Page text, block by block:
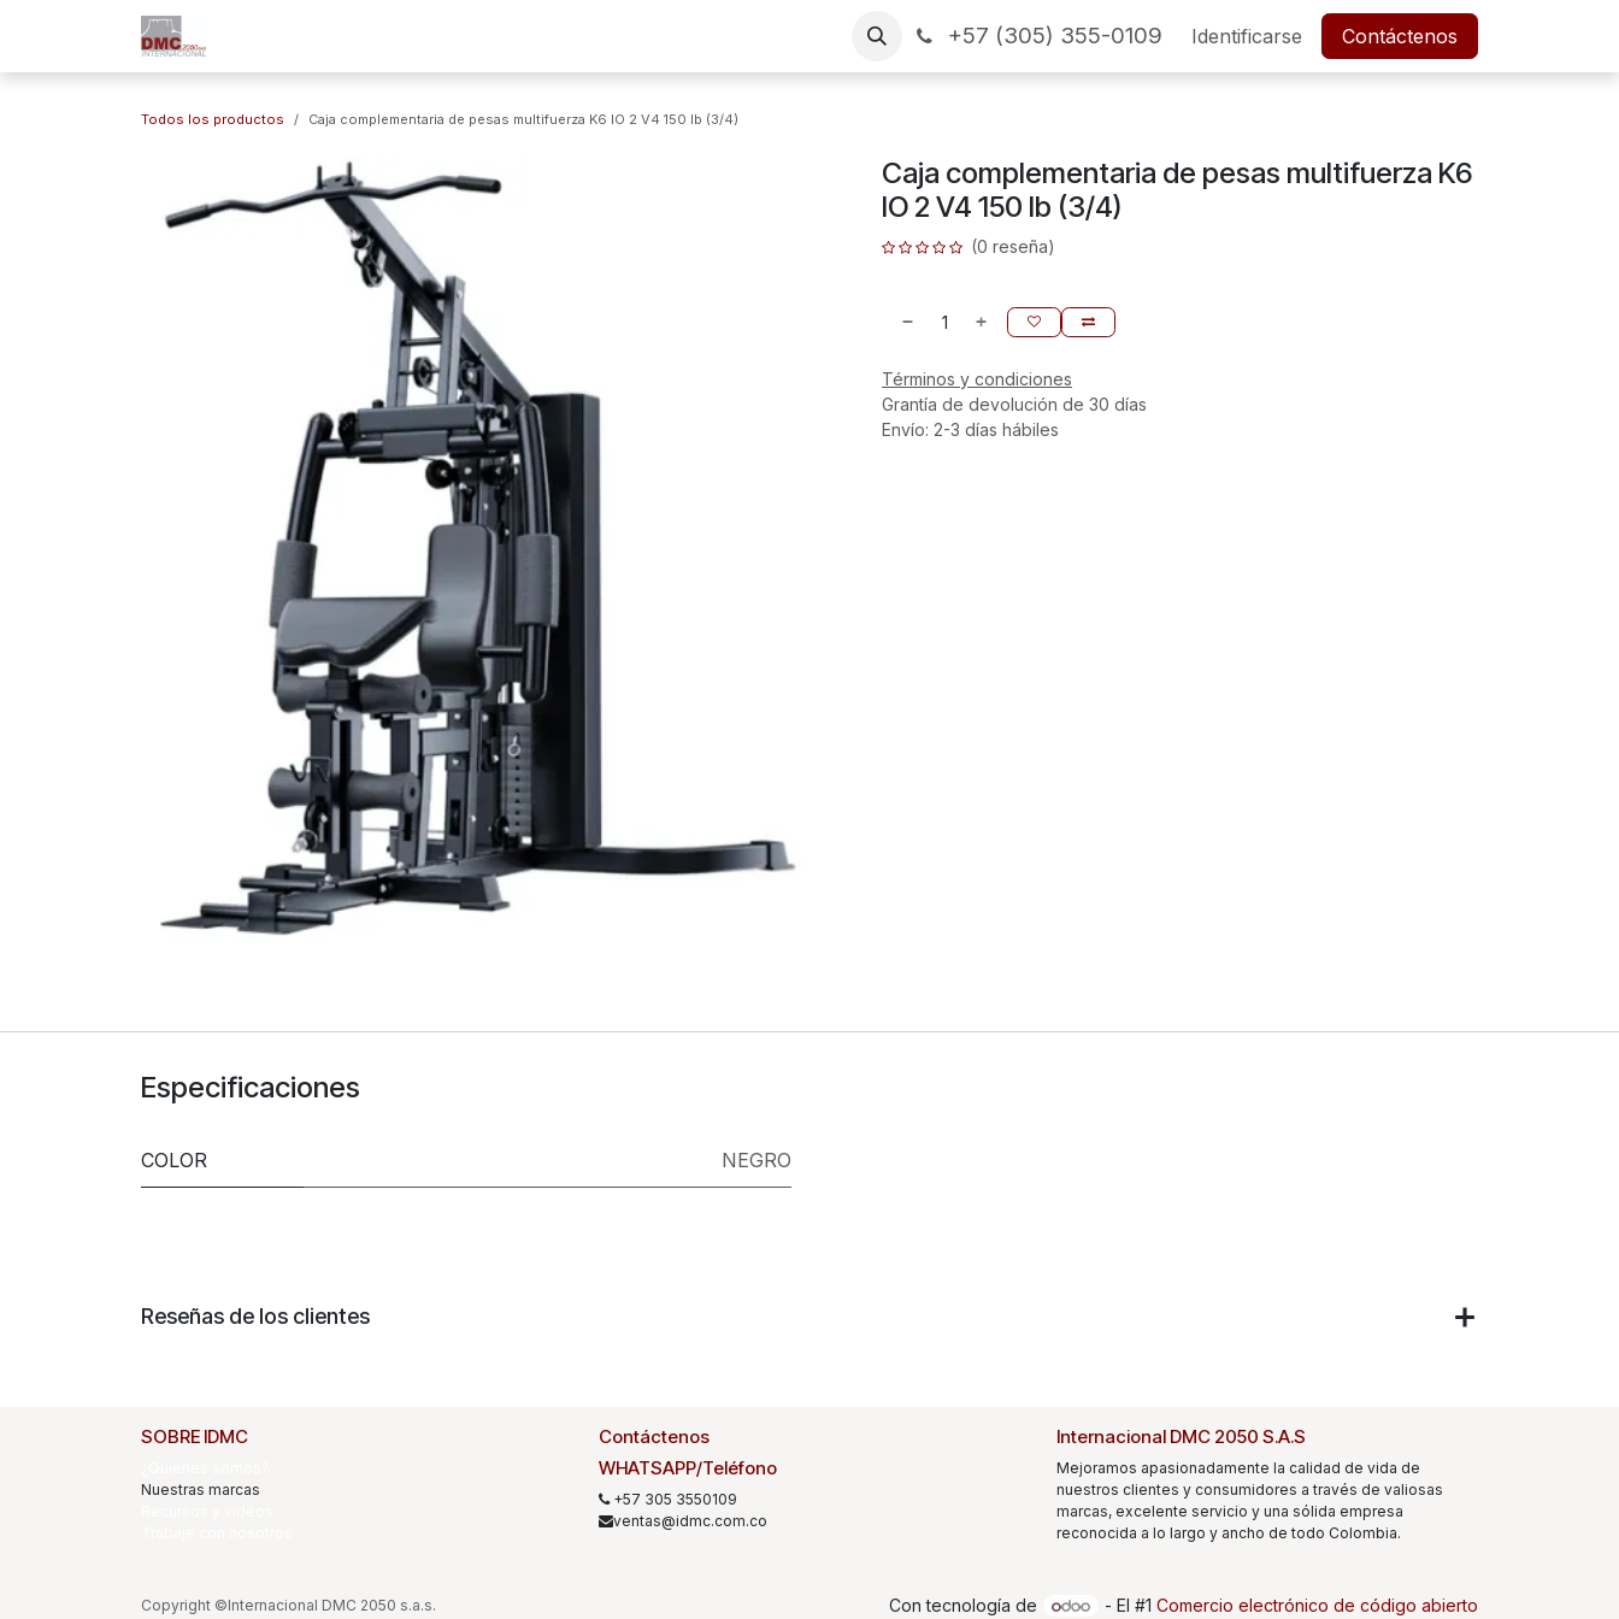
CONTÁCTENOS Financiamiento SERVICIO POSTVENTA Empleos
+57 (305) 355-0109 Identificarse Contáctenos
Todos los productos Caja complementaria de pesas multifuerza K6 IO 2 V4 150 lb (3/4)
Caja complementaria de pesas multifuerza K6
IO 2 V4 150 lb (3/4)
(0 reseña)
Términos y condiciones
Grantía de devolución de 30 días
Envío: 2-3 días hábiles
Especificaciones
COLOR NEGRO
Reseñas de los clientes
SOBRE IDMC
Nuestras marcas
Contáctenos
WHATSAPP/Teléfono
+57 305 3550109
ventas@idmc.com.co
Internacional DMC 2050 S.A.S
Mejoramos apasionadamente la calidad de vida de
nuestros clientes y consumidores a través de valiosas
marcas, excelente servicio y una sólida empresa
reconocida a lo largo y ancho de todo Colombia.
Copyright ©Internacional DMC 2050 s.a.s. Con tecnología de - El #1 Comercio electrónico de código abierto